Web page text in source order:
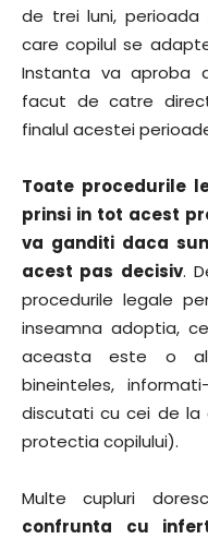
de trei luni,
care copilul se
Instanta va aproba
facut de catre
finalul acestei
Toate procedurile
prinsi in tot acest
va ganditi daca
acest pas decisiv.
procedurile legale
inseamna adoptia,
aceasta este o
bineinteles,
discutati cu cei de la
protectia copilului).
Multe cupluri
confrunta cu